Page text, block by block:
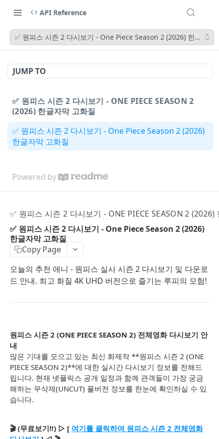
API Reference
✅ 원피스 시즌 2 다시보기 - One Piece Season 2 (2026) 한글자막
JUMP TO
✅ 원피스 시즌 2 다시보기 - ONE PIECE SEASON 2
(2026) 한글자막 고화질
✅ 원피스 시즌 2 다시보기 - One Piece Season 2 (2026)
한글자막 고화질
Powered by
✅ 원피스 시즌 2 다시보기 - ONE PIECE SEASON 2
✅ 원피스 시즌 2 다시보기 - One Piece Season 2 (2026)
한글자막 고화질
Copy Page
오늘의 추천 애니 - 원피스 실사 시즌 2 다시보기 및 다운로
드 안내. 최고 화질 4K UHD 버전으로 즐기는 루피의 모험!
원피스 시즌 2 (ONE PIECE SEASON 2) 전체영화 다시보기 안
내
많은 기대를 모으고 있는 최신 화제작 **원피스 시즌 2 (ONE
PIECE SEASON 2)**에 대한 실시간 다시보기 정보를 전해드
립니다. 현재 넷플릭스 공개 일정과 함께 관객들이 가장 궁금
해하는 무삭제(UNCUT) 풀버전 정보를 한눈에 확인하실 수 있
습니다.
🎬 (무료보기‼️) ▷ [ 여기를 클릭하여 원피스 시즌 2 전체영화